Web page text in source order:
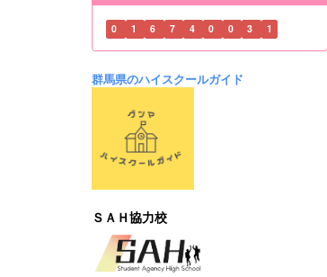
0 1 6 7 4 0 0 3 1
群馬県のハイスクールガイド
ＳＡＨ協力校